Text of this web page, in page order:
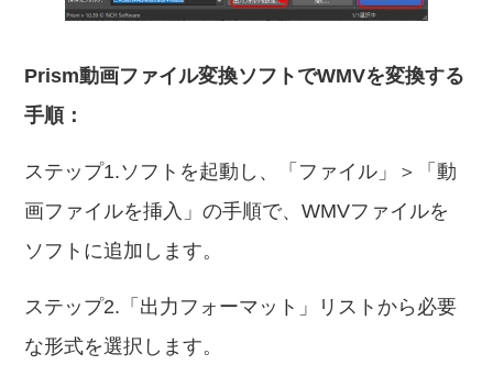
Prism動画ファイル変換ソフトでWMVを変換する
手順：
ステップ1.ソフトを起動し、「ファイル」＞「動
画ファイルを挿入」の手順で、WMVファイルを
ソフトに追加します。
ステップ2.「出力フォーマット」リストから必要
な形式を選択します。